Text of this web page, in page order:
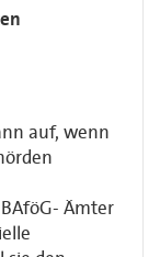
auf, wenn
Ämter